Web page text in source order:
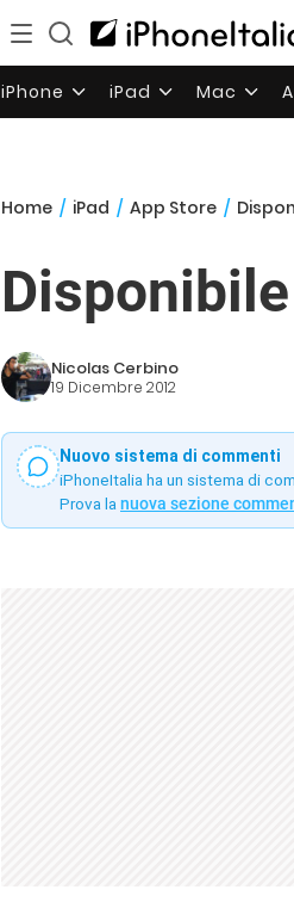
iPhone iPad Mac
Home / iPad / App Store /
Nicolas Cerbino
19 Dicembre 2012
Nuovo sistema di commenti
iPhoneItalia ha un sistema di
Prova la nuova sezione